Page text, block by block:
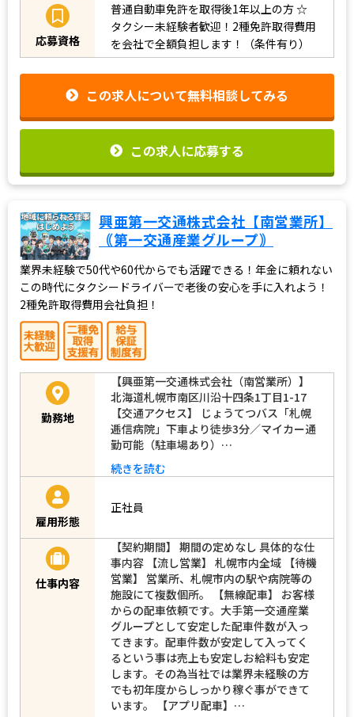
応募資格
普通自動車免許を取得後1年以上の方☆
タクシー未経験者歓迎！2種免許取得費用
を会社で全額負担します！（条件有り）
この求人について無料相談してみる
この求人に応募する
興亜第一交通株式会社【南営業所】
｟第一交通産業グループ｠
業界未経験で50代や60代からでも活躍できる！年金に頼れない
この時代にタクシードライバーで老後の安心を手に入れよう！
2種免許取得費用会社負担！
勤務地
【興亜第一交通株式会社（南営業所）】
北海道札幌市南区川沿十四条1丁目1-17
【交通アクセス】 じょうてつバス「札幌
逓信病院」下車より徒歩3分／マイカー通
勤可能（駐車場あり）…
続きを読む
雇用形態
正社員
仕事内容
【契約期間】 期間の定めなし 具体的な仕
事内容 【流し営業】 札幌市内全域 【待機
営業】 営業所、札幌市内の駅や病院等の
施設にて複数個所。 【無線配車】 お客様
からの配車依頼です。大手第一交通産業
グループとして安定した配車件数が入っ
てきます。配車件数が安定して入ってく
るという事は売上も安定しお給料も安定
します。その為当社では業界未経験の方
でも初年度からしっかり稼ぐ事ができて
います。 【アプリ配車】…